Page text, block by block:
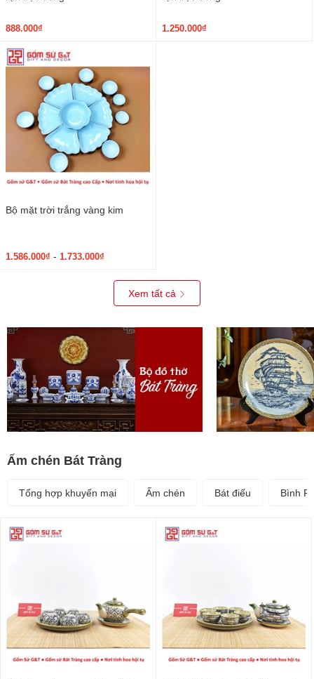
888.000₫ 1.250.000₫
Bộ mặt trời trắng vàng kim
1.586.000₫ - 1.733.000₫
Xem tất cả
Ấm chén Bát Tràng
Tổng hợp khuyến mại Ấm chén Bát điếu Bình